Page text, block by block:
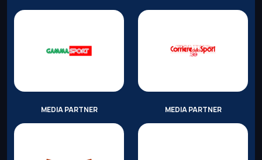
MEDIA PARTNER MEDIA PARTNER